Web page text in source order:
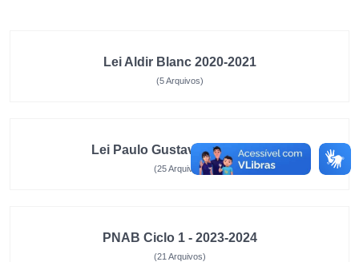
Lei Aldir Blanc 2020-2021
(5 Arquivos)
Lei Paulo Gustavo 2023-2024
(25 Arquivos)
PNAB Ciclo 1 - 2023-2024
(21 Arquivos)